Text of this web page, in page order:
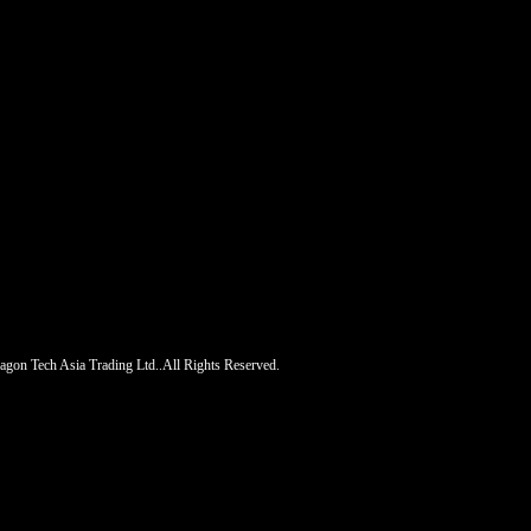
Tech Asia Trading Ltd..All Rights Reserved.